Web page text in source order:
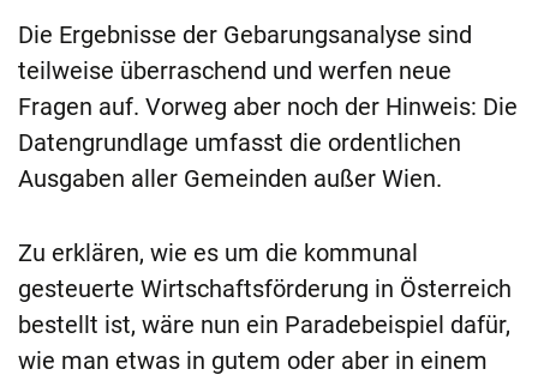
Die Ergebnisse der Gebarungsanalyse sind
teilweise überraschend und werfen neue
Fragen auf. Vorweg aber noch der Hinweis: Die
Datengrundlage umfasst die ordentlichen
Ausgaben aller Gemeinden außer Wien.
Zu erklären, wie es um die kommunal
gesteuerte Wirtschaftsförderung in Österreich
bestellt ist, wäre nun ein Paradebeispiel dafür,
wie man etwas in gutem oder aber in einem